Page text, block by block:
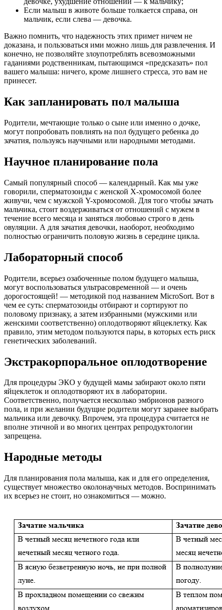
Если малыш в животе больше толкается справа, он
мальчик, если слева — девочка.
Важно помнить, что надежность этих примет ничем не
доказана, и пользоваться ими можно лишь для развлечения. И
конечно, не позволяйте злоупотреблять всевозможными
гаданиями родственникам, пытающимся «предсказать» пол
вашего малыша: ничего, кроме лишнего стресса, это вам не
принесет.
Как запланировать пол малыша
Родители, мечтающие только о сыне или именно о дочке,
могут попробовать повлиять на пол будущего ребенка до
зачатия, пользуясь научными или народными методами.
Научное планирование пола
Самый популярный способ — календарный. Как мы уже
говорили, сперматозоиды с женской X-хромосомой более
живучи, чем с мужской Y-хромосомой. Для того чтобы зачать
мальчика, стоит воздерживаться от отношений с мужем в
течение всего месяца и заняться любовью строго в день
овуляции. А для зачатия девочки, наоборот, необходимо
полностью ограничить половую жизнь в середине цикла.
Лабораторный способ
Родители, всерьез озабоченные полом будущего малыша,
могут воспользоваться ультрасовременной — и очень
дорогостоящей! — методикой под названием MicroSort. Вот в
чем ее суть: сперматозоиды отбирают и сортируют по
половому признаку, а затем избранными (мужскими или
женскими соответственно) оплодотворяют яйцеклетку. Как
правило, этим методом пользуются пары, в которых есть риск
генетических заболеваний.
Экстракорпоральное оплодотворение
Для процедуры ЭКО у будущей мамы забирают около пяти
яйцеклеток и оплодотворяют их в лаборатории.
Соответственно, получается несколько эмбрионов разного
пола, и при желании будущие родители могут заранее выбрать
мальчика или девочку. Впрочем, эта процедура считается не
вполне этичной и во многих центрах репродуктологии
запрещена.
Народные методы
Для планирования пола малыша, как и для его определения,
существует множество околонаучных методов. Воспринимать
их всерьез не стоит, но ознакомиться — можно.